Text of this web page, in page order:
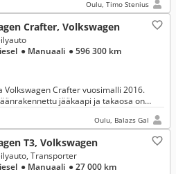
Oulu, Timo Stenius
Crafter, Volkswagen
● Manuaali ● 596 300 km
Crafter vuosimalli 2016.
jääkaapi ja takaosa on
Oulu, Balazs Gal
T3, Volkswagen
Transporter
● Manuaali ● 27 000 km